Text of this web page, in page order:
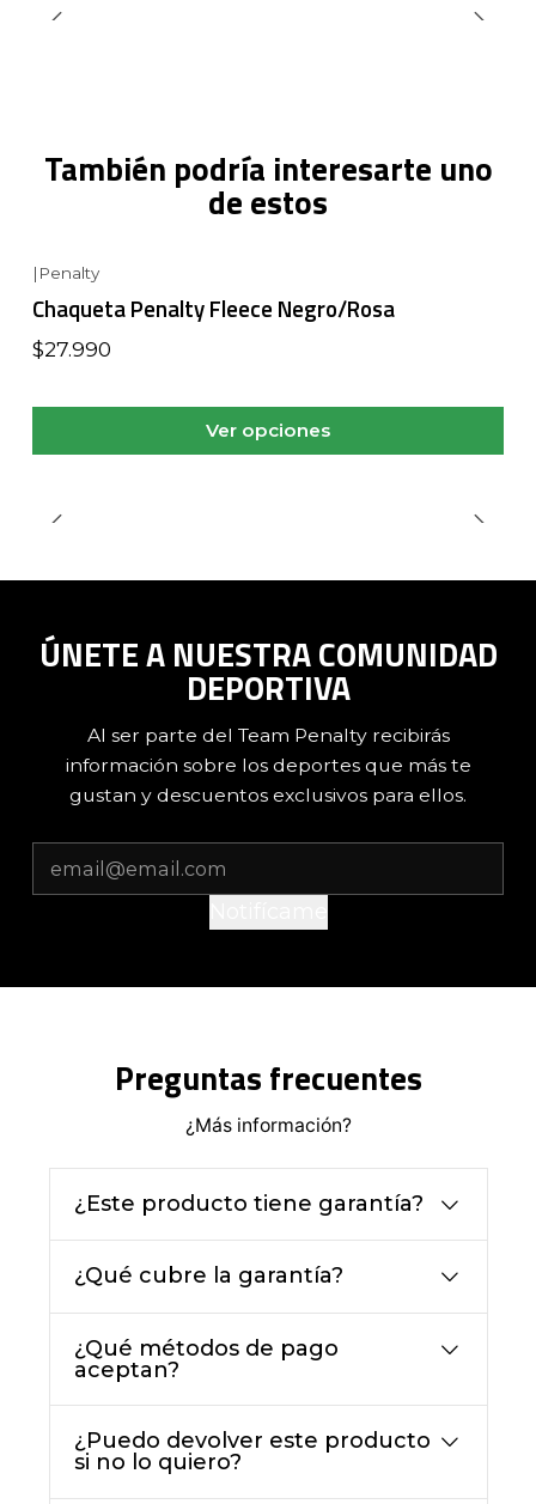
También podría interesarte uno
de estos
| Penalty
Chaqueta Penalty Fleece Negro/Rosa
$27.990
Ver opciones
ÚNETE A NUESTRA COMUNIDAD
DEPORTIVA
Al ser parte del Team Penalty recibirás
información sobre los deportes que más te
gustan y descuentos exclusivos para ellos.
Preguntas frecuentes
¿Más información?
¿Este producto tiene garantía?
¿Qué cubre la garantía?
¿Qué métodos de pago
aceptan?
¿Puedo devolver este producto
si no lo quiero?